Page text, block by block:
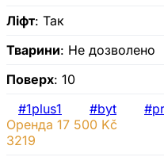
Ліфт: Так
Тварини: Не дозволено
Поверх: 10
#1plus1
#byt
Оренда 17 500 Kč
3219